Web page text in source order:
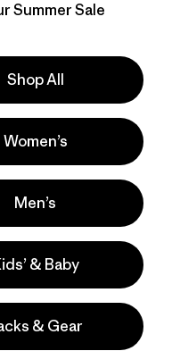
Compara
40% Off
Summer Sale
Shop All
Women’s
Men’s
& Baby
& Gear